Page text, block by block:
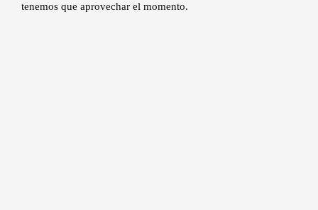
tenemos que aprovechar el momento.